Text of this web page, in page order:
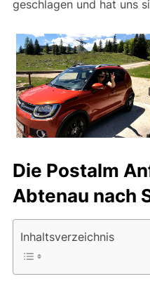
geschlagen und hat uns
Die Postalm
Abtenau nach
Inhaltsverzeichnis